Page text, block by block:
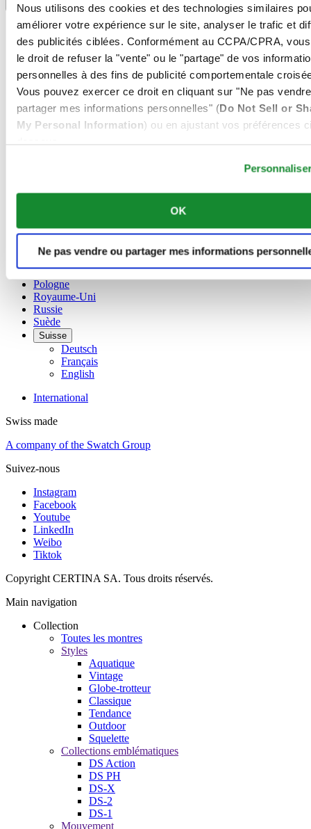
Nous utilisons des cookies et des technologies similaires
améliorer votre expérience sur le site, analyser le trafic et
des publicités ciblées. Conformément au CCPA/CPRA,
le droit de refuser la "vente" ou le "partage" de vos
personnelles à des fins de publicité comportementale
Vous pouvez exercer ce droit en cliquant sur "Ne pas
partager mes informations personnelles" (Do Not Sell or
My Personal Information) ou en ajustant vos préférences
OK
Ne pas vendre ou partager mes informations
Sélecteur de langue
Allemagne
Autriche
Belgique
Français
Chine
English
简体中文
Irlande
Français
Norvège
Pays-Bas
Pologne
Royaume-Uni
Russie
Suède
Suisse
Deutsch
Français
English
International
Swiss made
A company of the Swatch Group
Suivez-nous
Instagram
Facebook
Youtube
LinkedIn
Weibo
Tiktok
Copyright CERTINA SA. Tous droits réservés.
Main navigation
Collection
Toutes les montres
Styles
Aquatique
Vintage
Globe-trotteur
Classique
Tendance
Outdoor
Squelette
Collections emblématiques
DS Action
DS PH
DS-X
DS-2
DS-1
Mouvement